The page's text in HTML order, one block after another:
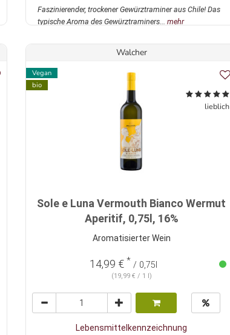
Faszinierender, trockener Gewürztraminer aus Chile! Das
typische Aroma des Gewürztraminers... mehr
Walcher
Vegan
bio
lieblich
Sole e Luna Vermouth Bianco Wermut
Aperitif, 0,75l, 16%
Aromatisierter Wein
14,99 € * / 0,75l
(19,99 € / 1 l)
Lebensmittelkennzeichnung